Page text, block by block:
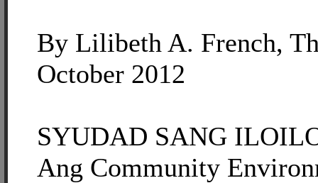
By Lilibeth A. French,
October 2012
SYUDAD SANG
Ang Community